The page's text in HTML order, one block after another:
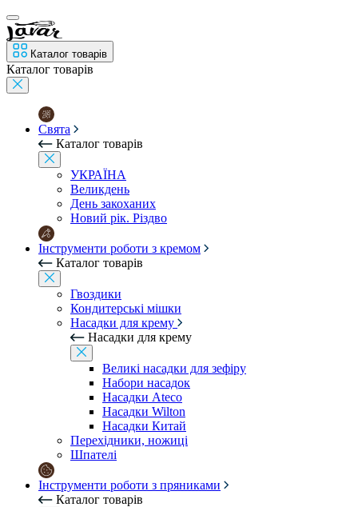
Каталог товарів
Каталог товарів
Свята
Каталог товарів
УКРАЇНА
Великдень
День закоханих
Новий рік. Різдво
Інструменти роботи з кремом
Каталог товарів
Гвоздики
Кондитерські мішки
Насадки для крему
Насадки для крему
Великі насадки для зефіру
Набори насадок
Насадки Ateco
Насадки Wilton
Насадки Китай
Перехідники, ножиці
Шпателі
Інструменти роботи з пряниками
Каталог товарів